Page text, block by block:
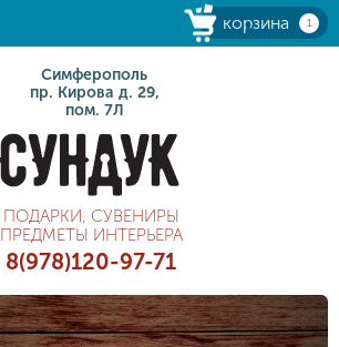
корзина 1
Симферополь
пр. Кирова д. 29,
пом. 7Л
ПОДАРКИ, СУВЕНИРЫ
ПРЕДМЕТЫ ИНТЕРЬЕРА
8(978)120-97-71